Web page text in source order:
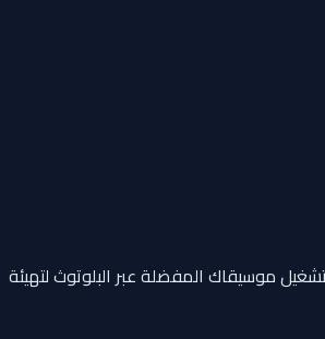
موسيقاك المفضلة عبر البلوتوث لتهيئة